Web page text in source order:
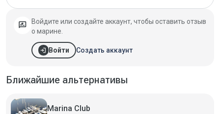
rate_review
Войдите или создайте аккаунт, чтобы оставить отзыв
о марине.
login Войти Создать аккаунт
Ближайшие альтернативы
Marina Club